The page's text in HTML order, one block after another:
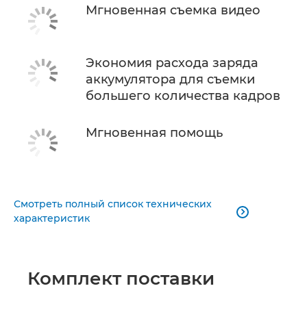
Мгновенная съемка видео
Экономия расхода заряда
аккумулятора для съемки
большего количества кадров
Мгновенная помощь
Смотреть полный список технических
характеристик

Комплект поставки